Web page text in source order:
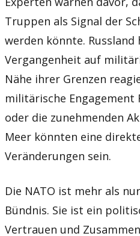
Truppen als Signal der
werden könnte.
Vergangenheit auf
Nähe ihrer Grenzen
militärische Engagement
oder die zunehmenden
Meer könnten eine
Veränderungen sein.
Die NATO ist mehr als
Bündnis. Sie ist ein
Vertrauen und